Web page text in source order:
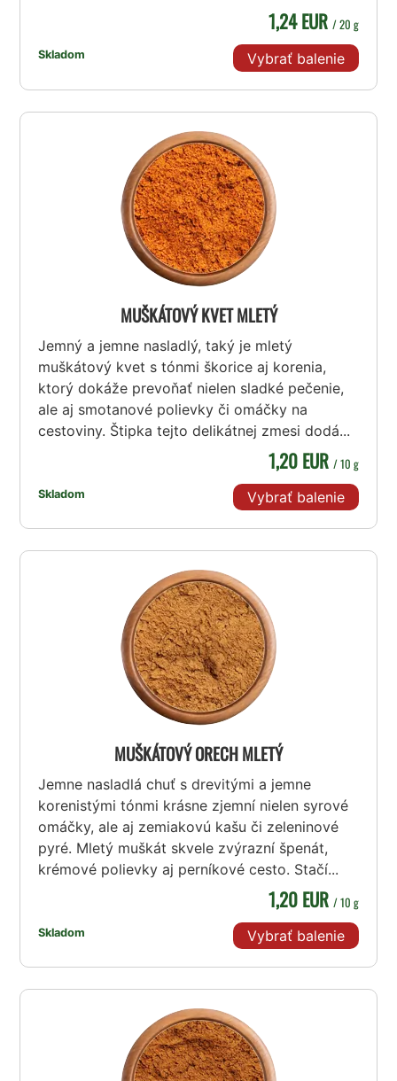
Skladom
1,24 EUR / 20 g
Vybrať balenie
MUŠKÁTOVÝ KVET MLETÝ
Jemný a jemne nasladlý, taký je mletý
muškátový kvet s tónmi škorice aj korenia,
ktorý dokáže prevoňať nielen sladké pečenie,
ale aj smotanové polievky či omáčky na
cestoviny. Štipka tejto delikátnej zmesi dodá...
Skladom
1,20 EUR / 10 g
Vybrať balenie
MUŠKÁTOVÝ ORECH MLETÝ
Jemne nasladlá chuť s drevitými a jemne
korenistými tónmi krásne zjemní nielen syrové
omáčky, ale aj zemiakovú kašu či zeleninové
pyré. Mletý muškát skvele zvýrazní špenát,
krémové polievky aj perníkové cesto. Stačí...
Skladom
1,20 EUR / 10 g
Vybrať balenie